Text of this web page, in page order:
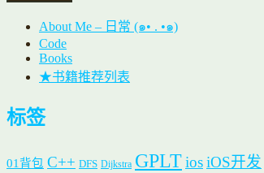
About Me – 日常 (๑• . •๑)
Code
Books
★书籍推荐列表
标签
01背包 C++ DFS Dijkstra GPLTiosiOS开发